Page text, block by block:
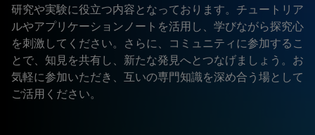
研究や実験に役立つ内容となっております。チュートリア
ルやアプリケーションノートを活用し、学びながら探究心
を刺激してください。さらに、コミュニティに参加するこ
とで、知見を共有し、新たな発見へとつなげましょう。お
気軽に参加いただき、互いの専門知識を深め合う場として
ご活用ください。